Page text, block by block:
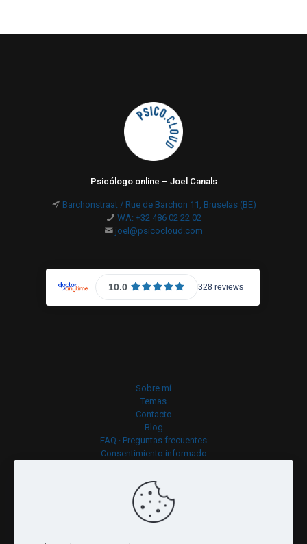
Psicólogo online – Joel Canals
Barchonstraat / Rue de Barchon 11, Bruselas (BE)
WA: +32 486 02 22 02
joel@psicocloud.com
Sobre mí
Temas
Contacto
Blog
FAQ · Preguntas frecuentes
Consentimiento informado